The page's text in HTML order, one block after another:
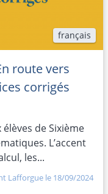
français
route vers
corrigés
élèves de Sixième
L’accent
les...
Lafforgue le 18/09/2024